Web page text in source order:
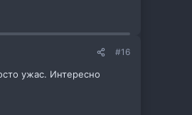
#16
ужас. Интересно